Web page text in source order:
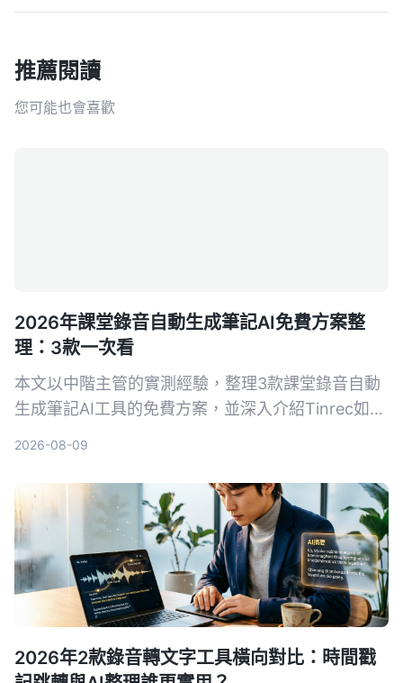
推薦閱讀
您可能也會喜歡
2026年課堂錄音自動生成筆記AI免費方案整
理：3款一次看
本文以中階主管的實測經驗，整理3款課堂錄音自動
生成筆記AI工具的免費方案，並深入介紹Tinrec如何
2026-08-09
2026年2款錄音轉文字工具橫向對比：時間戳